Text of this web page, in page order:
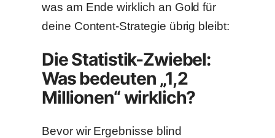
was am Ende wirklich an Gold für
deine Content-Strategie übrig bleibt:
Die Statistik-Zwiebel:
Was bedeuten „1,2
Millionen“ wirklich?
Bevor wir Ergebnisse blind